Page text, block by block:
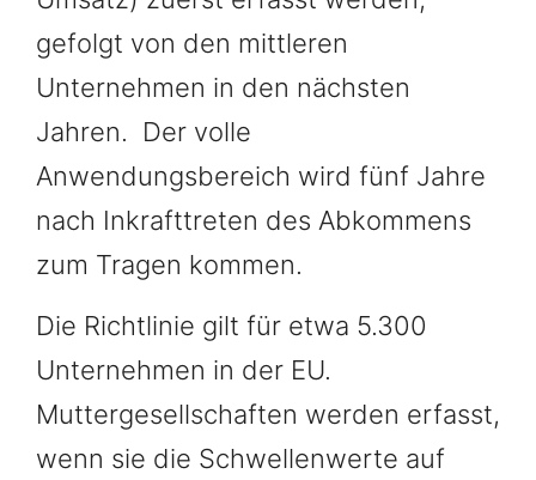
gefolgt von den mittleren
Unternehmen in den nächsten
Jahren. Der volle
Anwendungsbereich wird fünf Jahre
nach Inkrafttreten des Abkommens
zum Tragen kommen.
Die Richtlinie gilt für etwa 5.300
Unternehmen in der EU.
Muttergesellschaften werden erfasst,
wenn sie die Schwellenwerte auf